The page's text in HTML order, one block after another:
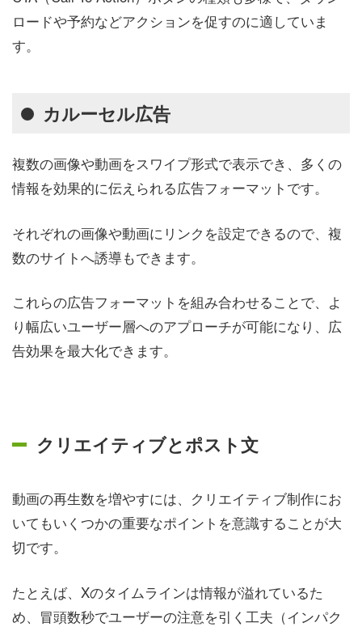
ロードや予約などアクションを促すのに適していま
す。
カルーセル広告
複数の画像や動画をスワイプ形式で表示でき、多くの
情報を効果的に伝えられる広告フォーマットです。
それぞれの画像や動画にリンクを設定できるので、複
数のサイトへ誘導もできます。
これらの広告フォーマットを組み合わせることで、よ
り幅広いユーザー層へのアプローチが可能になり、広
告効果を最大化できます。
クリエイティブとポスト文
動画の再生数を増やすには、クリエイティブ制作にお
いてもいくつかの重要なポイントを意識することが大
切です。
たとえば、Xのタイムラインは情報が溢れているた
め、冒頭数秒でユーザーの注意を引く工夫（インパク